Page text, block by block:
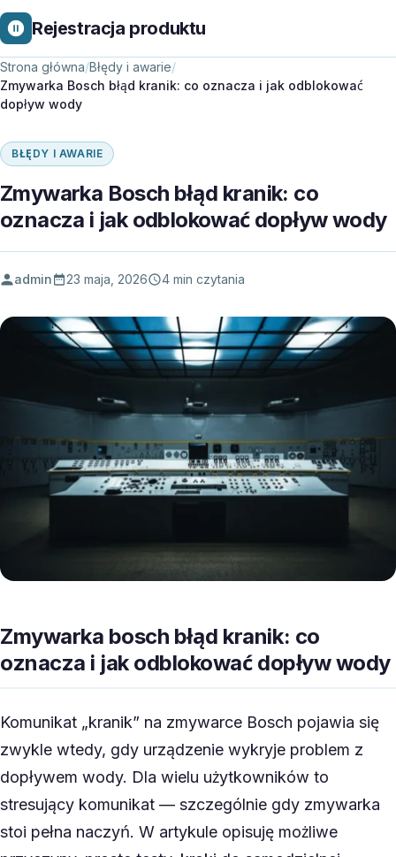
Rejestracja produktu
Strona główna/Błędy i awarie/
Zmywarka Bosch błąd kranik: co oznacza i jak odblokować
dopływ wody
BŁĘDY I AWARIE
Zmywarka Bosch błąd kranik: co
oznacza i jak odblokować dopływ wody
admin 23 maja, 2026 4 min czytania
Zmywarka bosch błąd kranik: co
oznacza i jak odblokować dopływ wody
Komunikat „kranik” na zmywarce Bosch pojawia się
zwykle wtedy, gdy urządzenie wykryje problem z
dopływem wody. Dla wielu użytkowników to
stresujący komunikat — szczególnie gdy zmywarka
stoi pełna naczyń. W artykule opisuję możliwe